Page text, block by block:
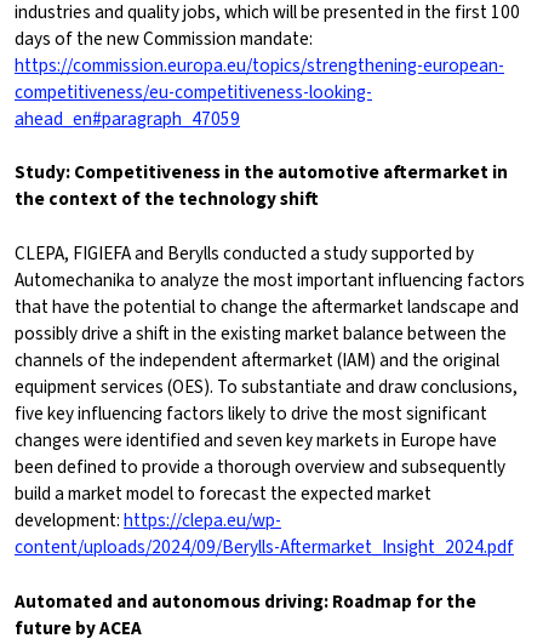
industries and quality jobs, which will be presented in the first 100
days of the new Commission mandate:
https://commission.europa.eu/topics/strengthening-european-
competitiveness/eu-competitiveness-looking-
ahead_en#paragraph_47059
Study: Competitiveness in the automotive aftermarket in
the context of the technology shift
CLEPA, FIGIEFA and Berylls conducted a study supported by
Automechanika to analyze the most important influencing factors
that have the potential to change the aftermarket landscape and
possibly drive a shift in the existing market balance between the
channels of the independent aftermarket (IAM) and the original
equipment services (OES). To substantiate and draw conclusions,
five key influencing factors likely to drive the most significant
changes were identified and seven key markets in Europe have
been defined to provide a thorough overview and subsequently
build a market model to forecast the expected market
development:https://clepa.eu/wp-
content/uploads/2024/09/Berylls-Aftermarket_Insight_2024.pdf
Automated and autonomous driving: Roadmap for the
future by ACEA